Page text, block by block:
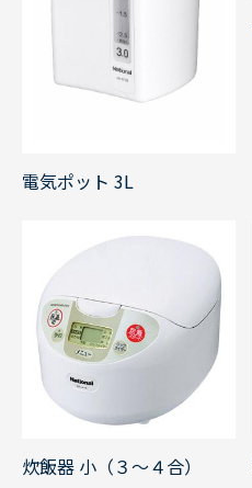
電気ポット 3L
炊飯器 小（３～４合）